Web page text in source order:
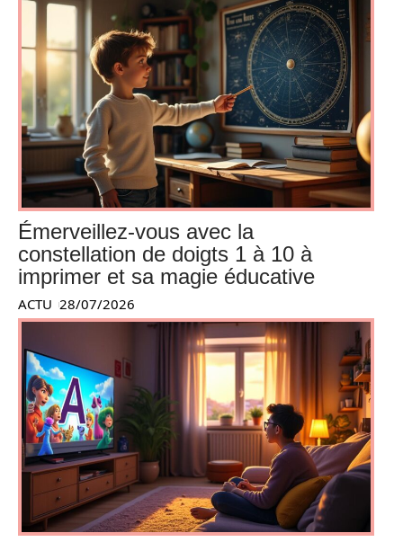
Émerveillez-vous avec la
constellation de doigts 1 à 10 à
imprimer et sa magie éducative
ACTU 28/07/2026